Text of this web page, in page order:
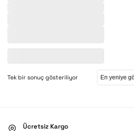
Tek bir sonuç gösteriliyor
Ücretsiz Kargo